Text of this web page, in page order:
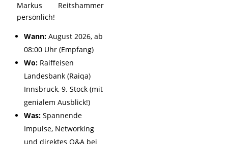
Markus Reitshammer
persönlich!
Wann: August 2026, ab
08:00 Uhr (Empfang)
Wo: Raiffeisen
Landesbank (Raiqa)
Innsbruck, 9. Stock (mit
genialem Ausblick!)
Was: Spannende
Impulse, Networking
und direktes Q&A bei